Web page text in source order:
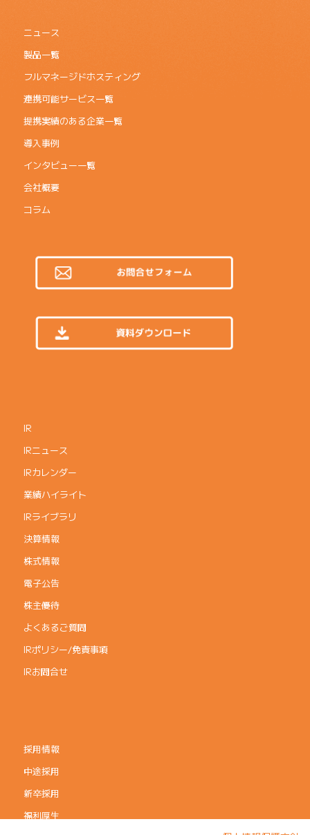
ニュース
製品一覧
フルマネージドホスティング
連携可能サービス一覧
提携実績のある企業一覧
導入事例
インタビュー一覧
会社概要
コラム
IR
IRニュース
IRカレンダー
業績ハイライト
IRライブラリ
決算情報
株式情報
電子公告
株主優待
よくあるご質問
IRポリシー/免責事項
IRお問合せ
採用情報
中途採用
新卒採用
福利厚生